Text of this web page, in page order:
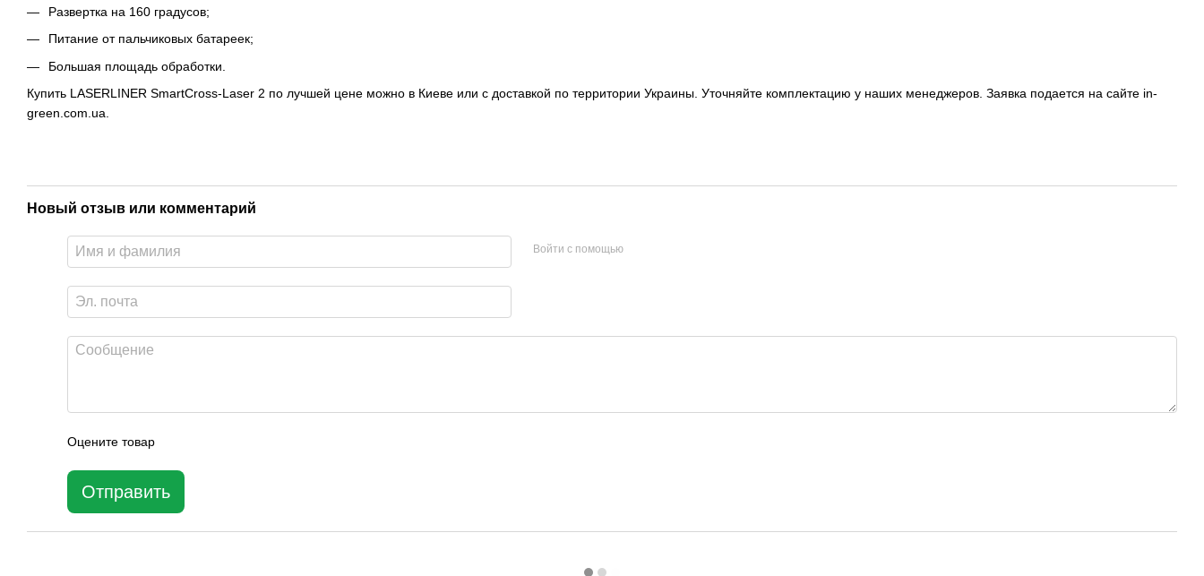
Развертка на 160 градусов;
Питание от пальчиковых батареек;
Большая площадь обработки.
Купить LASERLINER SmartCross-Laser 2 по лучшей цене можно в Киеве или с доставкой по территории Украины. Уточняйте комплектацию у наших менеджеров. Заявка подается на сайте in-
green.com.ua.
Новый отзыв или комментарий
Войти с помощью
Оцените товар
Отправить